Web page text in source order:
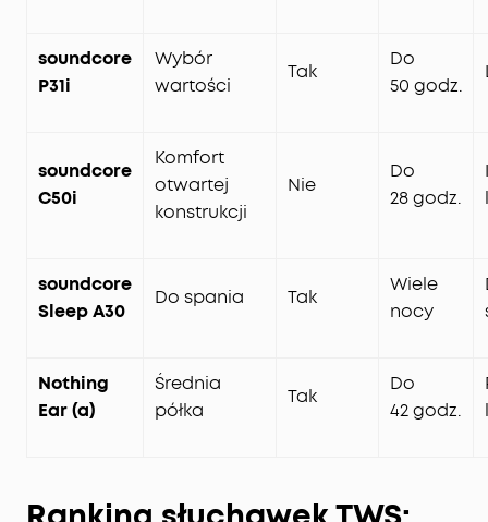
soundcore
P31i
Wybór
wartości
Tak
Do
50 godz.
soundcore
C50i
Komfort
otwartej
konstrukcji
Nie
Do
28 godz.
soundcore
Sleep A30
Do spania Tak
Wiele
nocy
Nothing
Ear (a)
Średnia
półka
Tak
Do
42 godz.